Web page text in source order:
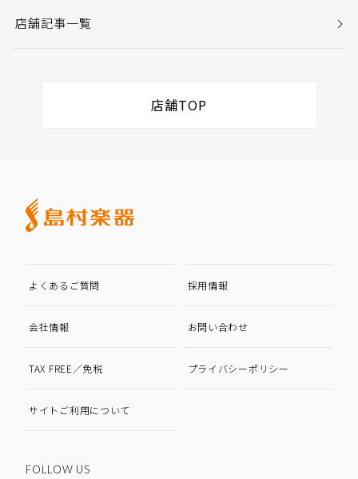
店舗記事一覧
店舗TOP
よくあるご質問 採用情報
会社情報 お問い合わせ
TAX FREE／免税 プライバシーポリシー
サイトご利用について
FOLLOW US